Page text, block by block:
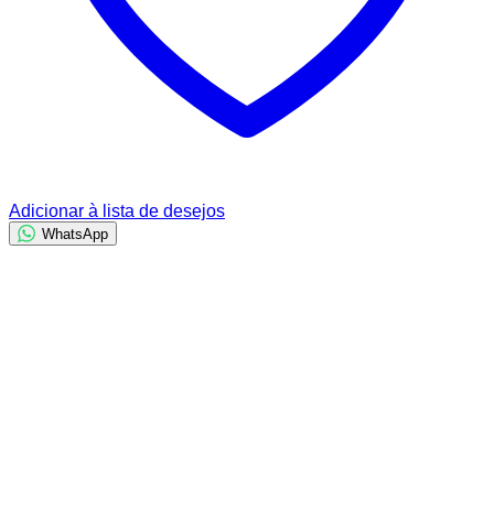
Adicionar à lista de desejos
WhatsApp